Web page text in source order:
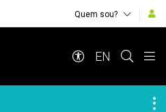
Quem sou?
EN